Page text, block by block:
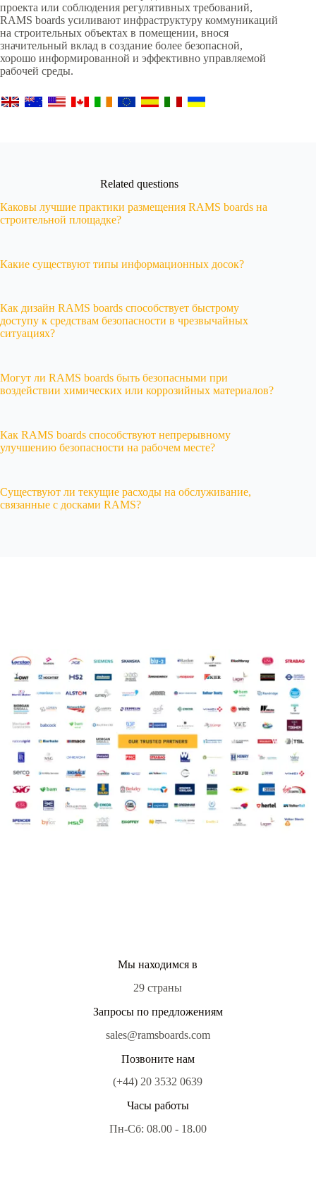
проекта или соблюдения регулятивных требований,
RAMS boards усиливают инфраструктуру коммуникаций
на строительных объектах в помещении, внося
значительный вклад в создание более безопасной,
хорошо информированной и эффективно управляемой
рабочей среды.
Related questions
Каковы лучшие практики размещения RAMS boards на
строительной площадке?
Какие существуют типы информационных досок?
Как дизайн RAMS boards способствует быстрому
доступу к средствам безопасности в чрезвычайных
ситуациях?
Могут ли RAMS boards быть безопасными при
воздействии химических или коррозийных материалов?
Как RAMS boards способствуют непрерывному
улучшению безопасности на рабочем месте?
Существуют ли текущие расходы на обслуживание,
связанные с досками RAMS?
Мы находимся в
29 страны
Запросы по предложениям
sales@ramsboards.com
Позвоните нам
(+44) 20 3532 0639
Часы работы
Пн-Сб: 08.00 - 18.00